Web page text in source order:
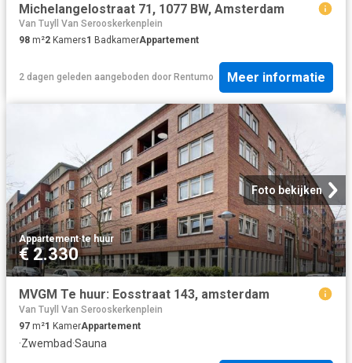
Michelangelostraat 71, 1077 BW, Amsterdam
Van Tuyll Van Serooskerkenplein
98 m²2 Kamers1 BadkamerAppartement
2 dagen geleden aangeboden door Rentumo Meer informatie
Foto bekijken
Appartement·te huur
€ 2.330
MVGM Te huur: Eosstraat 143, amsterdam
Van Tuyll Van Serooskerkenplein
97 m²1 KamerAppartement
·Zwembad·Sauna